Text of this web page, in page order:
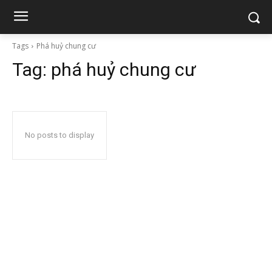
Tags Phá huỷ chung cư
Tag: phá huỷ chung cư
No posts to display